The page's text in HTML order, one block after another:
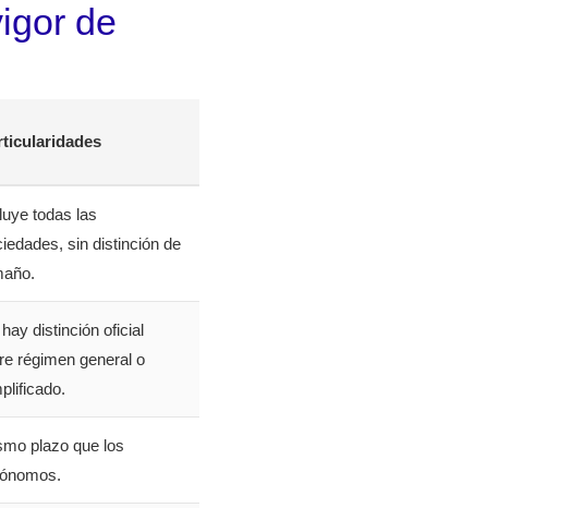
de
todas las
sin distinción de
distinción oficial
régimen general o
plazo que los